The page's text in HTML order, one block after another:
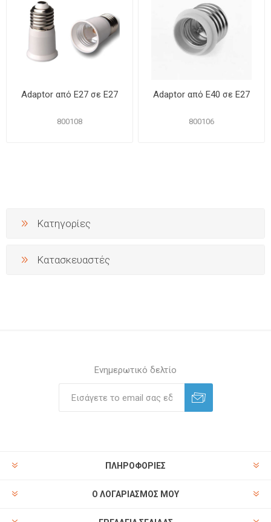
Αdaptor από Ε27 σε Ε27
800108
Αdaptor από Ε40 σε Ε27
800106
Κατηγορίες
Κατασκευαστές
Ενημερωτικό δελτίο
ΠΛΗΡΟΦΟΡΊΕΣ
Ο ΛΟΓΑΡΙΑΣΜΌΣ ΜΟΥ